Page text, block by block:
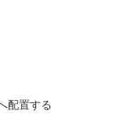
配置する